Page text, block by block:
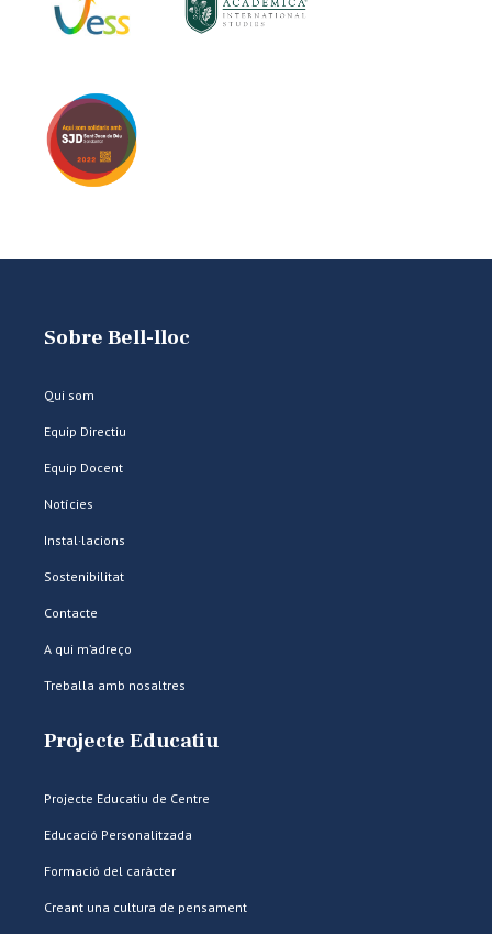
Sobre Bell-lloc
Qui som
Equip Directiu
Equip Docent
Notícies
Instal·lacions
Sostenibilitat
Contacte
A qui m’adreço
Treballa amb nosaltres
Projecte Educatiu
Projecte Educatiu de Centre
Educació Personalitzada
Formació del caràcter
Creant una cultura de pensament